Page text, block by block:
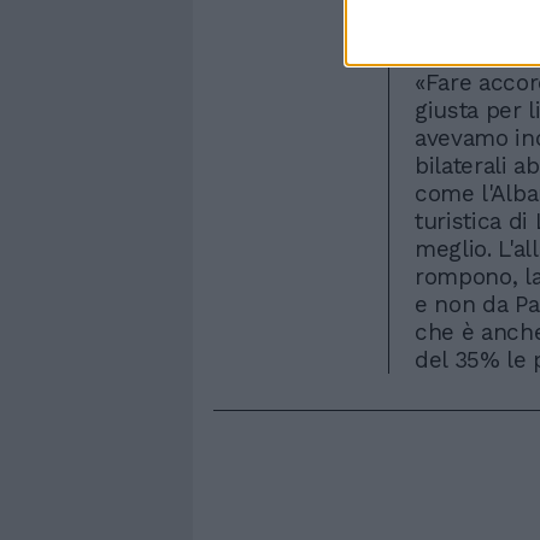
«Fare
giusta per
avevamo
bilaterali
come
turistica di
meglio.
rompono,
e non da
che è
del 35% le